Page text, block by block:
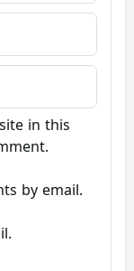
in this
by email.